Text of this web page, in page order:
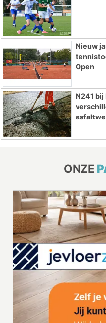
Nieuw
Open
N241 bij
ONZE